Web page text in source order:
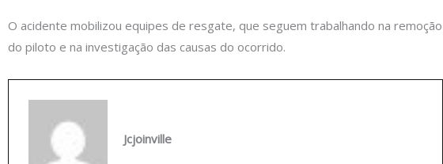
O acidente mobilizou equipes de resgate, que seguem trabalhando na remoção
do piloto e na investigação das causas do ocorrido.
Jcjoinville